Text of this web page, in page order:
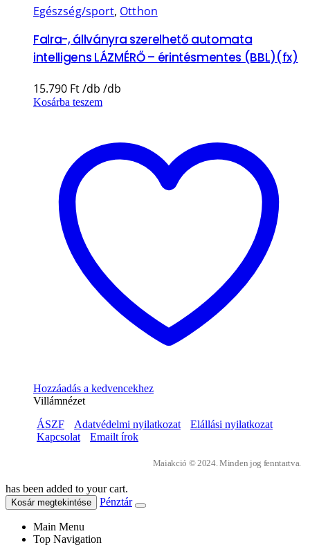
Egészség/sport, Otthon
Falra-, állványra szerelhető automata
intelligens LÁZMÉRŐ – érintésmentes (BBL)(fx)
15.790 Ft
Kosárba teszem
Hozzáadás a kedvencekhez
Villámnézet
ÁSZF
Adatvédelmi nyilatkozat
Elállási nyilatkozat
Kapcsolat
Emailt írok
Maiakció © 2024. Minden jog fenntartva.
has been added to your cart.
Kosár megtekintése Pénztár
Main Menu
Top Navigation